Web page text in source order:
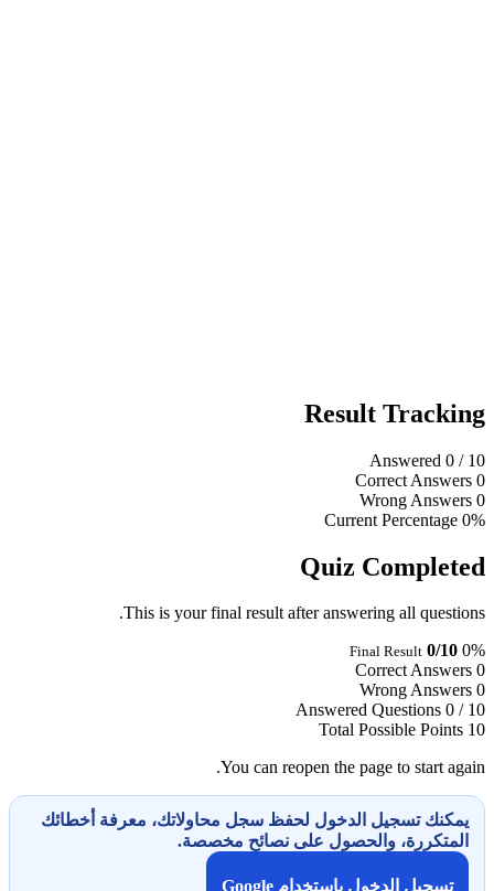
Result Tracking
Answered 0/ 10
Correct Answers 0
Wrong Answers 0
Current Percentage 0%
Quiz Completed
This is your final result after answering all questions.
Final Result 0/10 0%
Correct Answers 0
Wrong Answers 0
Answered Questions 0 / 10
Total Possible Points 10
You can reopen the page to start again.
يمكنك تسجيل الدخول لحفظ سجل محاولاتك، معرفة أخطائك
المتكررة، والحصول على نصائح مخصصة.
تسجيل الدخول باستخدام Google